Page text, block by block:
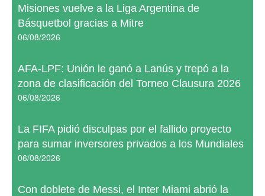
Misiones vuelve a la Liga Argentina de
Básquetbol gracias a Mitre
06/08/2026
AFA-LPF: Unión le ganó a Lanús y trepó a la
zona de clasificación del Torneo Clausura 2026
06/08/2026
La FIFA pidió disculpas por el fallido proyecto
para sumar inversores privados a los Mundiales
06/08/2026
Con doblete de Messi, el Inter Miami abrió la